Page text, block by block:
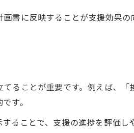
書に反映することが支援効果の
ることが重要です。例えば、「
す。
ることで、支援の進捗を評価し